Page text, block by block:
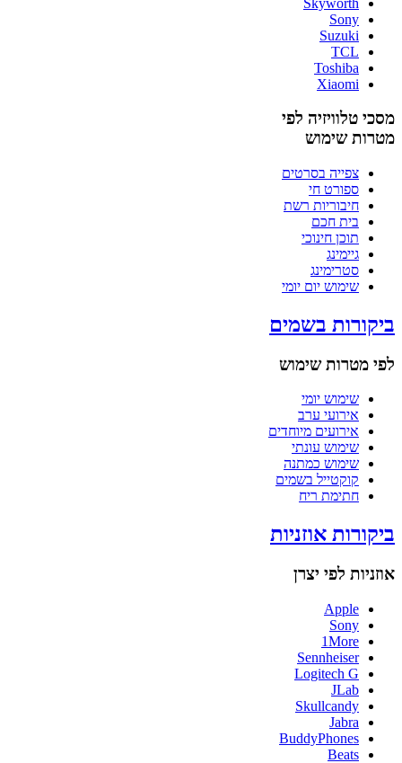
Sony
Suzuki
TCL
Toshiba
Xiaomi
מסכי טלוויזיה לפי
מטרות שימוש
צפייה בסרטים
ספורט חי
חיבוריות רשת
בית חכם
תוכן חינוכי
גיימינג
סטרימינג
שימוש יום יומי
ביקורות בשמים
לפי מטרות שימוש
שימוש יומי
אירועי ערב
אירועים מיוחדים
שימוש עונתי
שימוש כמתנה
קוקטייל בשמים
חתימת ריח
ביקורות אוזניות
אוזניות לפי יצרן
Apple
Sony
1More
Sennheiser
Logitech G
JLab
Skullcandy
Jabra
BuddyPhones
Beats